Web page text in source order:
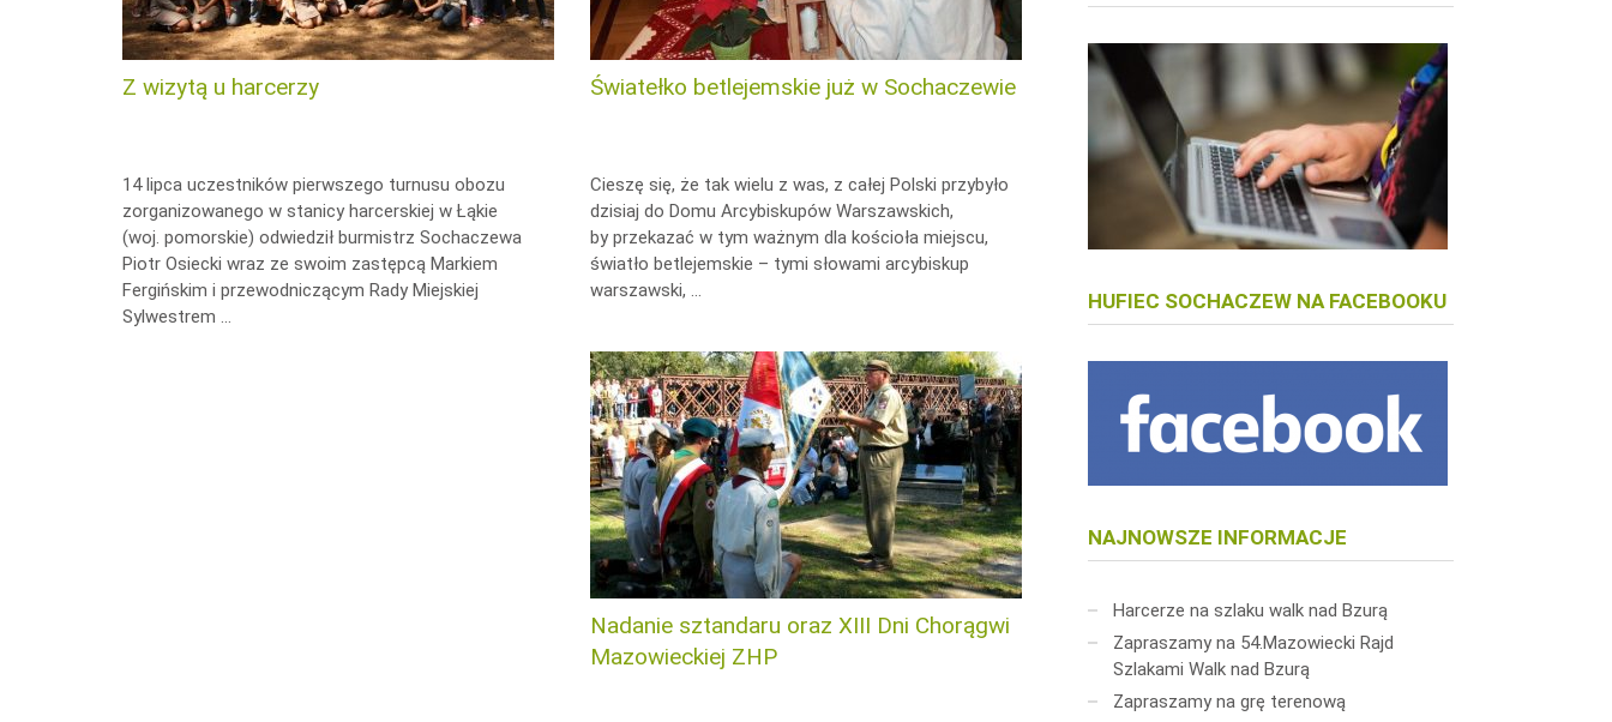
Z wizytą u harcerzy
14 lipca uczestników pierwszego turnusu obozu
zorganizowanego w stanicy harcerskiej w Łąkie
(woj. pomorskie) odwiedził burmistrz Sochaczewa
Piotr Osiecki wraz ze swoim zastępcą Markiem
Fergińskim i przewodniczącym Rady Miejskiej
Sylwestrem …
Światełko betlejemskie już w Sochaczewie
Cieszę się, że tak wielu z was, z całej Polski przybyło
dzisiaj do Domu Arcybiskupów Warszawskich,
by przekazać w tym ważnym dla kościoła miejscu,
światło betlejemskie – tymi słowami arcybiskup
warszawski, …
Nadanie sztandaru oraz XIII Dni Chorągwi
Mazowieckiej ZHP
HUFIEC SOCHACZEW NA FACEBOOKU
NAJNOWSZE INFORMACJE
Harcerze na szlaku walk nad Bzurą
Zapraszamy na 54.Mazowiecki Rajd
Szlakami Walk nad Bzurą
Zapraszamy na grę terenową